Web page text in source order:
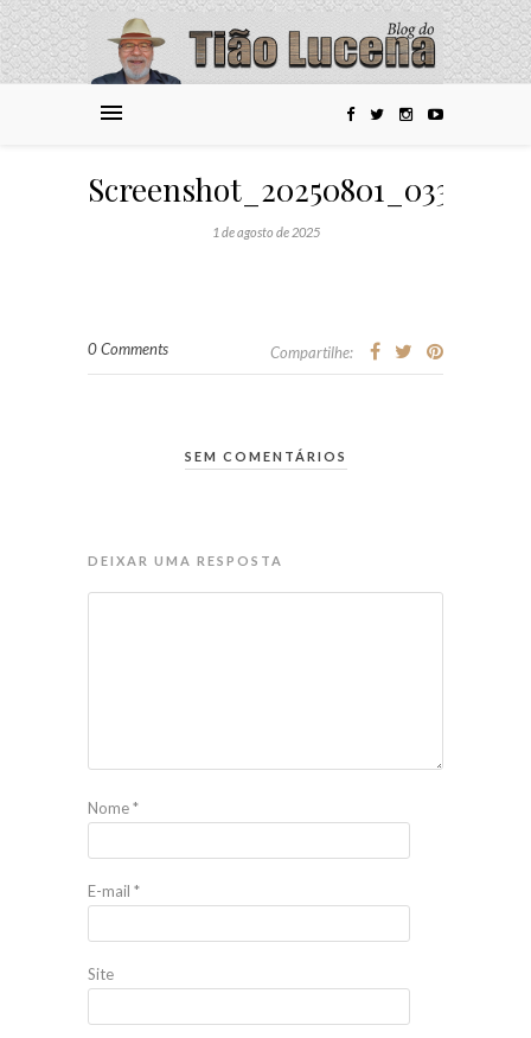
1 de agosto de 2025
0 Comments Compartilhe:
SEM COMENTÁRIOS
DEIXAR UMA RESPOSTA
Nome*
E-mail *
Site